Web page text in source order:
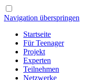
Navigation überspringen
Startseite
Für Teenager
Projekt
Experten
Teilnehmen
Netzwerke